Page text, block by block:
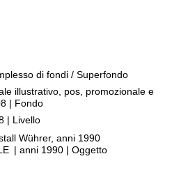
di fondi / Superfondo
illustrativo, pos, promozionale e
| Fondo
| Livello
Wührer, anni 1990
| anni 1990 | Oggetto